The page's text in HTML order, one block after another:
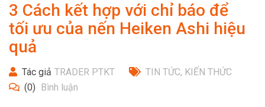
3 Cách kết hợp với chỉ báo để
tối ưu của nến Heiken Ashi hiệu
quả
Tác giả TRADER PTKT TIN TỨC, KIẾN THỨC
(0) Bình luận